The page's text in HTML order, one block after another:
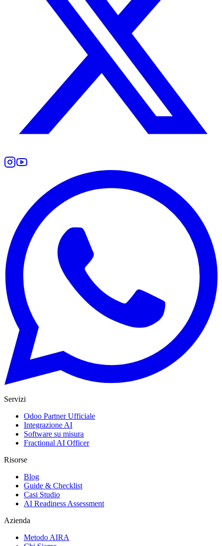
Servizi
Odoo Partner Ufficiale
Integrazione AI
Software su misura
Fractional AI Officer
Risorse
Blog
Guide & Checklist
Casi Studio
AI Readiness Assessment
Azienda
Metodo AIRA